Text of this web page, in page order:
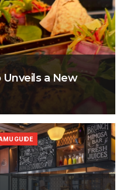
a New
GUIDE